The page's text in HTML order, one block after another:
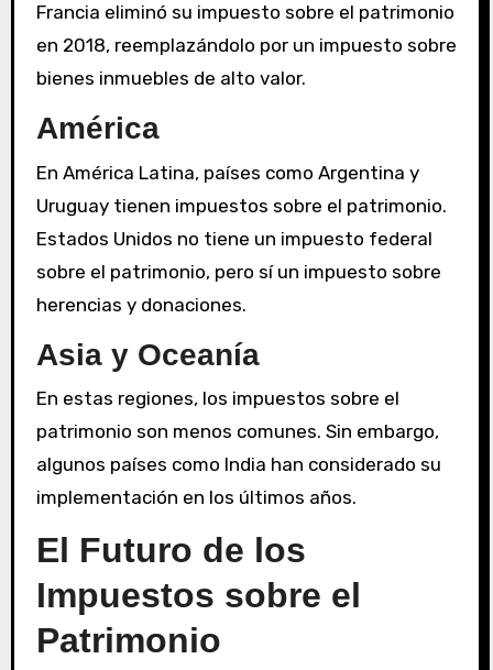
Francia eliminó su impuesto sobre el patrimonio
en 2018, reemplazándolo por un impuesto sobre
bienes inmuebles de alto valor.
América
En América Latina, países como Argentina y
Uruguay tienen impuestos sobre el patrimonio.
Estados Unidos no tiene un impuesto federal
sobre el patrimonio, pero sí un impuesto sobre
herencias y donaciones.
Asia y Oceanía
En estas regiones, los impuestos sobre el
patrimonio son menos comunes. Sin embargo,
algunos países como India han considerado su
implementación en los últimos años.
El Futuro de los
Impuestos sobre el
Patrimonio